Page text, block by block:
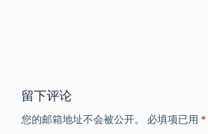
留下评论
您的邮箱地址不会被公开。 必填项已用 *